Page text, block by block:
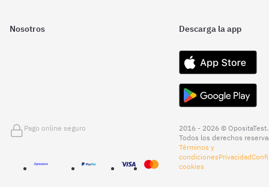
Nosotros Descarga la app
Pago online seguro
2016 - 2026 © OpositaTest.
Todos los derechos
Términos y
condicionesPrivacidad
cookies